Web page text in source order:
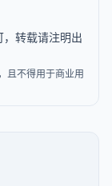
转载请注明出
且不得用于商业用